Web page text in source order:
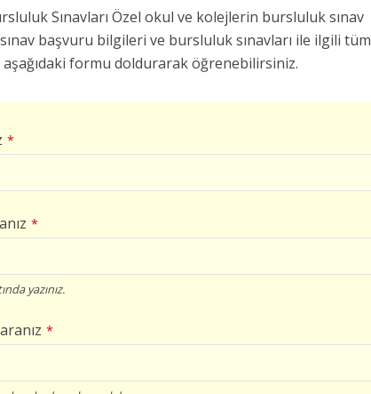
Sınavları Özel okul ve kolejlerin bursluluk sınav
başvuru bilgileri ve bursluluk sınavları ile ilgili tüm
aşağıdaki formu doldurarak öğrenebilirsiniz.
*
*
yazınız.
*